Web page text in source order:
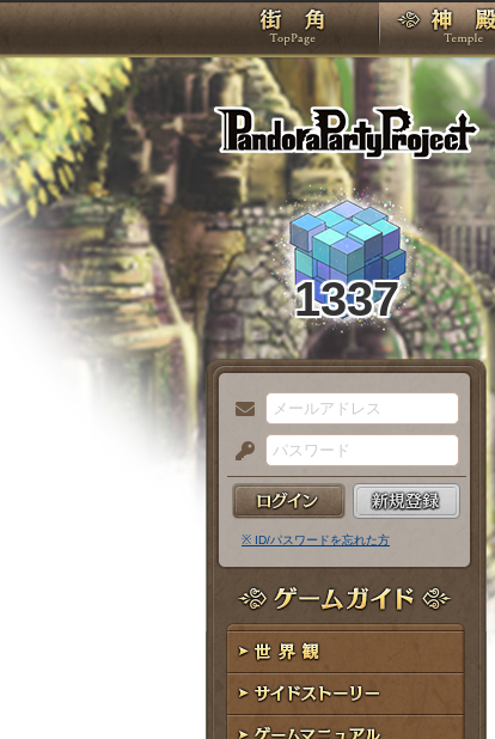
TOP
1337
メ
ー
ル
ア
ド
レ
ス
パ
ス
ー
ド
※ ID/パスワードを忘れた方
ゲームガイド
世界観
サイドストーリー